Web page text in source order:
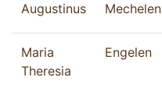
Augustinus
Mechelen
Maria
Theresia
Engelen